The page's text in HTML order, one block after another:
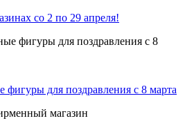
со 2 по 29 апреля!
для поздравления с 8 марта